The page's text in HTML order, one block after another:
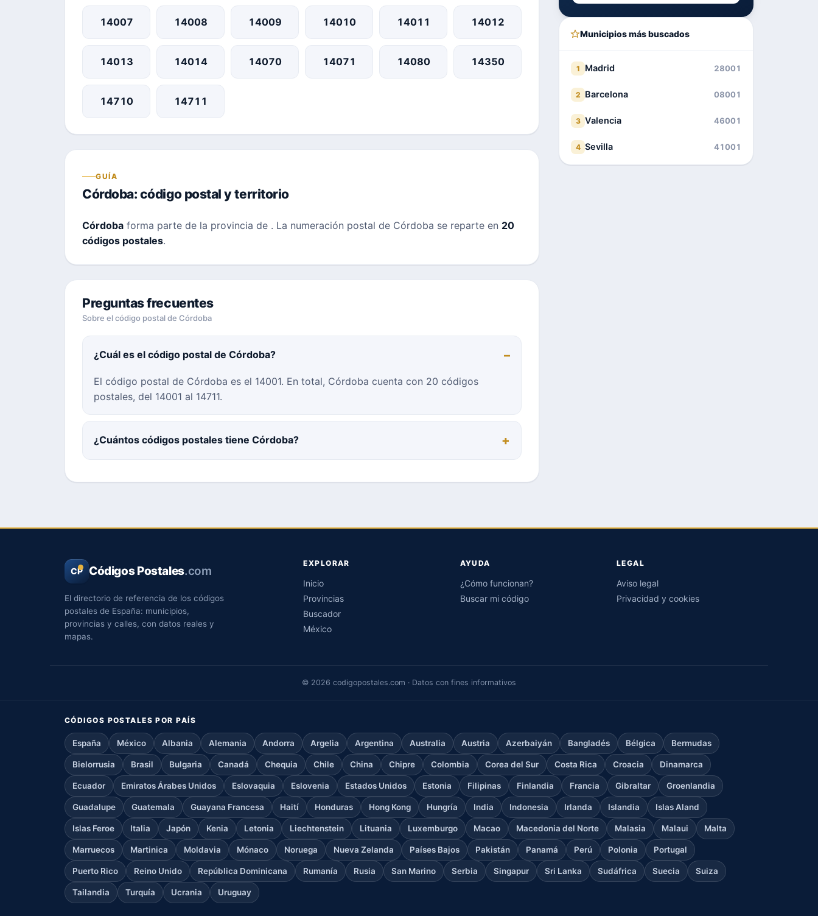
14007 14008 14009 14010 14011 14012
14013 14014 14070 14071 14080 14350
14710 14711
GUÍA
Córdoba: código postal y territorio
Córdoba forma parte de la provincia de . La numeración postal de Córdoba se reparte en 20
códigos postales.
Preguntas frecuentes
Sobre el código postal de Córdoba
¿Cuál es el código postal de Córdoba?
El código postal de Córdoba es el 14001. En total, Córdoba cuenta con 20 códigos
postales, del 14001 al 14711.
¿Cuántos códigos postales tiene Córdoba?
Municipios más buscados
1 Madrid 28001
2 Barcelona 08001
3 Valencia 46001
4 Sevilla 41001
CP Códigos Postales.com
El directorio de referencia de los códigos
postales de España: municipios,
provincias y calles, con datos reales y
mapas.
EXPLORAR
Inicio
Provincias
Buscador
México
AYUDA
¿Cómo funcionan?
Buscar mi código
LEGAL
Aviso legal
Privacidad y cookies
© 2026 codigopostales.com · Datos con fines informativos
CÓDIGOS POSTALES POR PAÍS
España México Albania Alemania Andorra Argelia Argentina Australia Austria Azerbaiyán Bangladés Bélgica Bermudas
Bielorrusia Brasil Bulgaria Canadá Chequia Chile China Chipre Colombia Corea del Sur Costa Rica Croacia Dinamarca
Ecuador Emiratos Árabes Unidos Eslovaquia Eslovenia Estados Unidos Estonia Filipinas Finlandia Francia Gibraltar Groenlandia
Guadalupe Guatemala Guayana Francesa Haití Honduras Hong Kong Hungría India Indonesia Irlanda Islandia Islas Aland
Islas Feroe Italia Japón Kenia Letonia Liechtenstein Lituania Luxemburgo Macao Macedonia del Norte Malasia Malaui Malta
Marruecos Martinica Moldavia Mónaco Noruega Nueva Zelanda Países Bajos Pakistán Panamá Perú Polonia Portugal
Puerto Rico Reino Unido República Dominicana Rumanía Rusia San Marino Serbia Singapur Sri Lanka Sudáfrica Suecia Suiza
Tailandia Turquía Ucrania Uruguay